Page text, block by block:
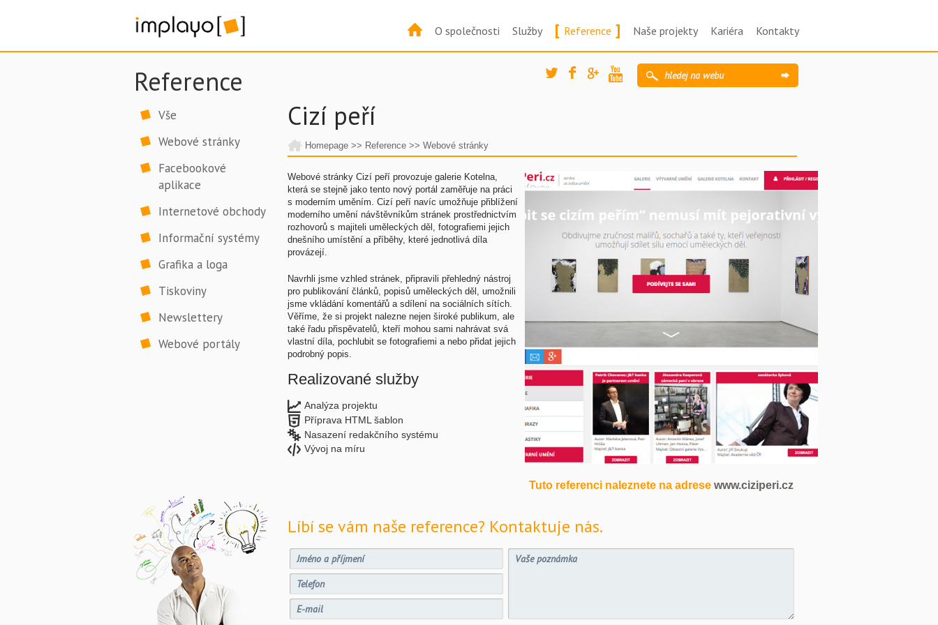
O společnosti Služby [ Reference ] Naše projekty Kariéra Kontakty
Reference
Vše
Webové stránky
Facebookové
aplikace
Internetové obchody
Informační systémy
Grafika a loga
Tiskoviny
Newslettery
Webové portály
Cizí peří
Homepage >> Reference >> Webové stránky
Webové stránky Cizí peří provozuje galerie Kotelna,
která se stejně jako tento nový portál zaměřuje na práci
s moderním uměním. Cizí peří navíc umožňuje přiblížení
moderního umění návštěvníkům stránek prostřednictvím
rozhovorů s majiteli uměleckých děl, fotografiemi jejich
dnešního umístění a příběhy, které jednotlivá díla
provázejí.
Navrhli jsme vzhled stránek, připravili přehledný nástroj
pro publikování článků, popisů uměleckých děl, umožnili
jsme vkládání komentářů a sdílení na sociálních sítích.
Věříme, že si projekt nalezne nejen široké publikum, ale
také řadu přispěvatelů, kteří mohou sami nahrávat svá
vlastní díla, pochlubit se fotografiemi a nebo přidat jejich
podrobný popis.
Realizované služby
Analýza projektu
Příprava HTML šablon
Nasazení redakčního systému
Vývoj na míru
Tuto referenci naleznete na adrese www.ciziperi.cz
Líbí se vám naše reference? Kontaktuje nás.